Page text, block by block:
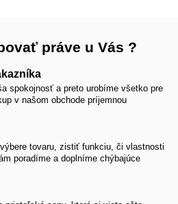
práve u Vás ?
spokojnosť a preto urobíme všetko pre
v našom obchode príjemnou
tovaru, zistiť funkciu, či vlastnosti
poradíme a doplníme chýbajúce